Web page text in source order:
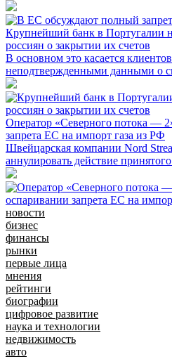
Крупнейший банк в Португалии
россиян о закрытии их счетов
В основном это касается
неподтвержденными данными о
Оператор «Северного потока —
запрета ЕС на импорт газа из РФ
Швейцарская компании Nord
аннулировать действие
новости
бизнес
финансы
рынки
первые лица
мнения
рейтинги
биографии
цифровое развитие
наука и технологии
недвижимость
авто